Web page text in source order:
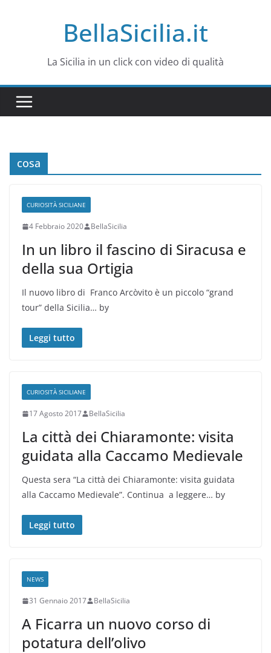
BellaSicilia.it
La Sicilia in un click con video di qualità
cosa
CURIOSITÀ SICILIANE
4 Febbraio 2020 BellaSicilia
In un libro il fascino di Siracusa e
della sua Ortigia
Il nuovo libro di Franco Arcòvito è un piccolo “grand
tour” della Sicilia… by
Leggi tutto
CURIOSITÀ SICILIANE
17 Agosto 2017 BellaSicilia
La città dei Chiaramonte: visita
guidata alla Caccamo Medievale
Questa sera “La città dei Chiaramonte: visita guidata
alla Caccamo Medievale”. Continua a leggere… by
Leggi tutto
NEWS
31 Gennaio 2017 BellaSicilia
A Ficarra un nuovo corso di
potatura dell’olivo